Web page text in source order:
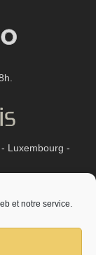
et notre service.
Luxembourg -